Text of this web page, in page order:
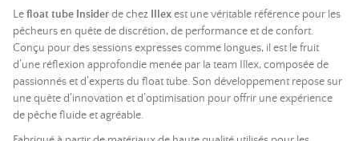
Lefloat tube Insiderde chez Illexest une véritable référence pour les
pêcheurs en quête de discrétion, de performance et de confort.
Conçu pour des sessions expresses comme longues, il est le fruit
d’une réflexion approfondie menée par la team Illex, composée de
passionnés et d’experts du float tube. Son développement repose sur
une quête d’innovation et d’optimisation pour offrir une expérience
de pêche fluide et agréable.